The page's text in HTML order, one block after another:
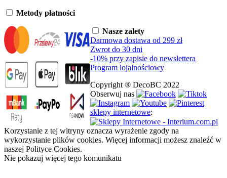
Metody płatności
Nasze zalety
Darmowa dostawa od 299 zł
Zwrot do 30 dni
-10% przy zapisie do newslettera
Program lojalnościowy
Copyright ® DecoBC 2022
Obserwuj nas
sklepy internetowe:
Korzystanie z tej witryny oznacza wyrażenie zgody na
wykorzystanie plików cookies. Więcej informacji możesz znaleźć w
naszej Polityce Cookies.
Nie pokazuj więcej tego komunikatu